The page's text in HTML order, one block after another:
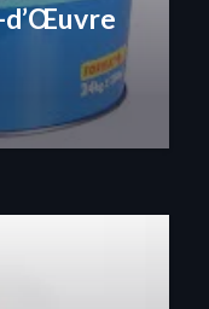
d’Œuvre